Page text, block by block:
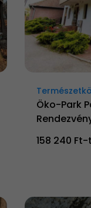
Öko-Park
158 240